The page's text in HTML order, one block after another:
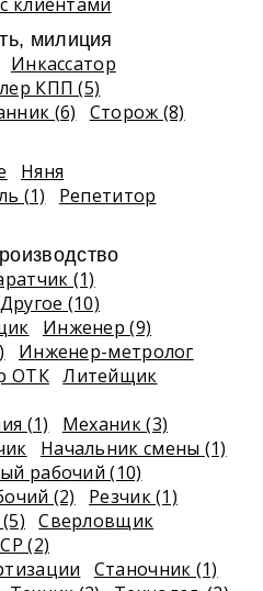
милиция
Инкассатор
КПП (5)
(6) Сторож (8)
Няня
(1)
Репетитор
(1)
Другое (10)
Инженер (9)
Инженер-метролог
ОТК Литейщик
(1)
Механик (3)
Начальник смены (1)
рабочий (10)
(2)
Резчик (1)
Сверловщик
(2)
Станочник (1)